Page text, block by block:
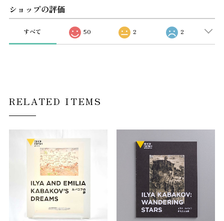
ショップの評価
すべて 50 2 2
RELATED ITEMS